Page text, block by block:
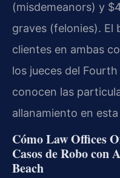
(misdemeanors) y
graves (felonies). El
clientes en ambas
los jueces del
conocen las
allanamiento en
Cómo Law Offices
Casos de Robo
Beach